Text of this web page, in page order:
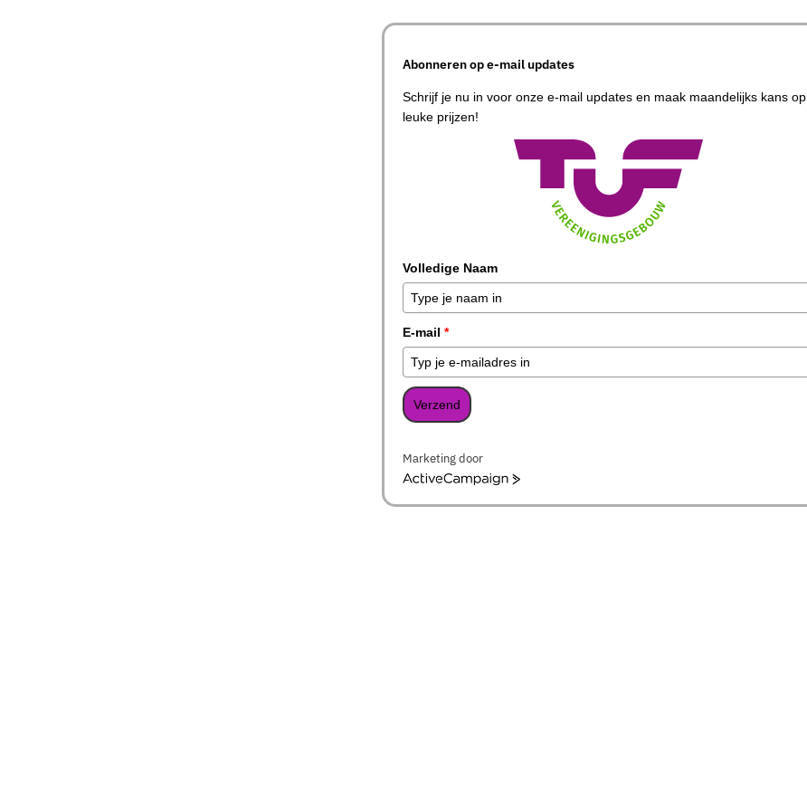
Abonneren op e-mail updates
Schrijf je nu in voor onze e-mail updates en maak maandelijks kans op
leuke prijzen!
Volledige Naam
E-mail *
Verzend
Marketing door
ActiveCampaign